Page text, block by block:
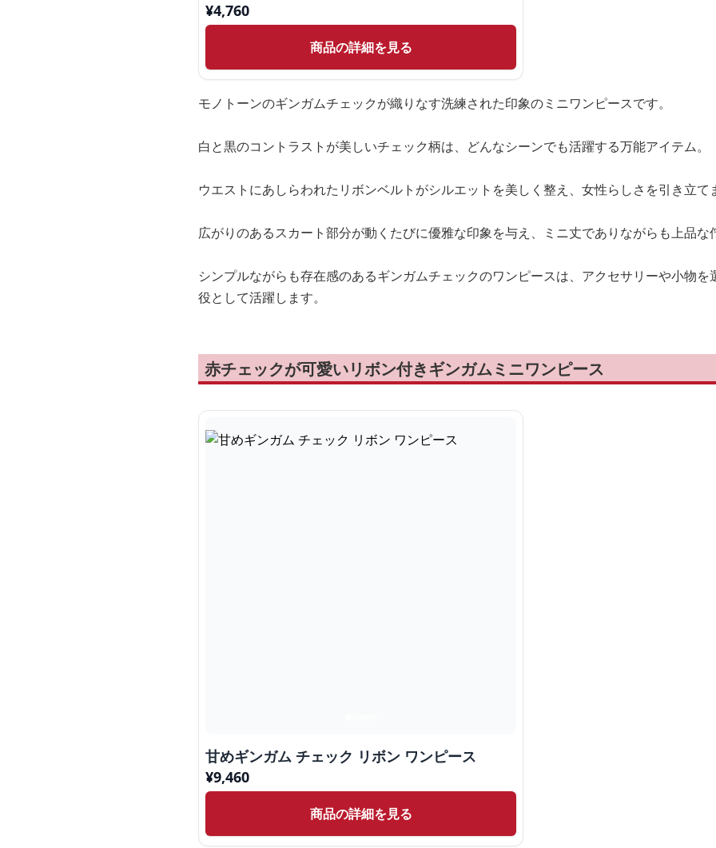
¥4,760
商品の詳細を見る
モノトーンのギンガムチェックが織りなす洗練された印象のミニワンピースです。
白と黒のコントラストが美しいチェック柄は、どんなシーンでも活躍する万能アイテム。
ウエストにあしらわれたリボンベルトがシルエットを美しく整え、女性らしさを引き立て
広がりのあるスカート部分が動くたびに優雅な印象を与え、ミニ丈でありながらも上品な
シンプルながらも存在感のあるギンガムチェックのワンピースは、アクセサリーや小物
役として活躍します。
赤チェックが可愛いリボン付きギンガムミニワンピース
甘めギンガム チェック リボン ワンピース
¥9,460
商品の詳細を見る